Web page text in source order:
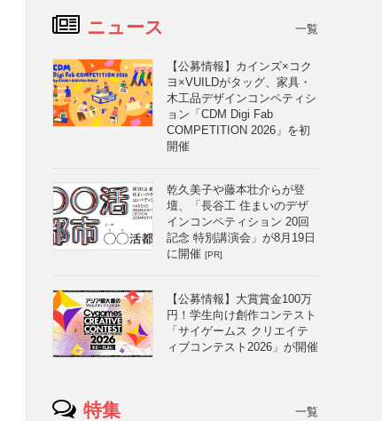
ニュース 一覧
【公募情報】カインズ×コク
ヨ×VUILDがタッグ、家具・
木工品デザインコンペティシ
ョン「CDM Digi Fab
COMPETITION 2026」を初
開催
乾久美子や藤本壮介らが登
壇、「長谷工 住まいのデザ
インコンペティション 20回
記念 特別講演会」が8月19日
に開催 [PR]
【公募情報】大賞賞金100万
円！学生向け創作コンテスト
「サイゲームス クリエイテ
ィブコンテスト2026」が開催
特集 一覧